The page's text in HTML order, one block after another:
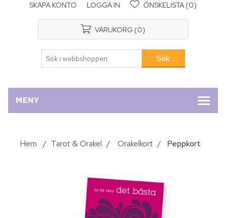
SKAPA KONTO LOGGA IN ÖNSKELISTA (0)
VARUKORG (0)
MENY
Hem / Tarot & Orakel / Orakelkort / Peppkort